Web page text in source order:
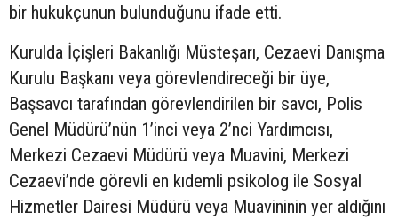
bir hukukçunun bulunduğunu ifade etti.
Kurulda İçişleri Bakanlığı Müsteşarı, Cezaevi Danışma
Kurulu Başkanı veya görevlendireceği bir üye,
Başsavcı tarafından görevlendirilen bir savcı, Polis
Genel Müdürü’nün 1’inci veya 2’nci Yardımcısı,
Merkezi Cezaevi Müdürü veya Muavini, Merkezi
Cezaevi’nde görevli en kıdemli psikolog ile Sosyal
Hizmetler Dairesi Müdürü veya Muavininin yer aldığını